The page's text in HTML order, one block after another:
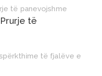
të